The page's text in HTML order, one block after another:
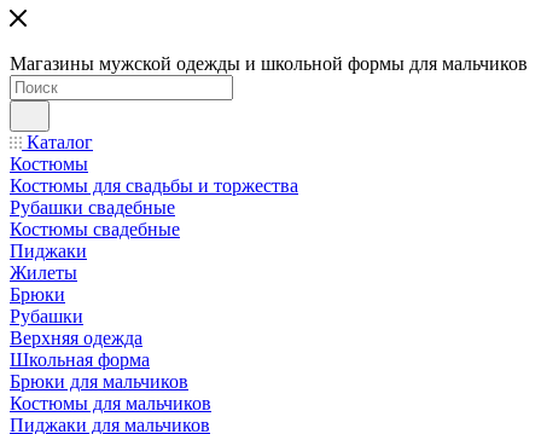
Магазины мужской одежды и школьной формы для мальчиков
Каталог
Костюмы
Костюмы для свадьбы и торжества
Рубашки свадебные
Костюмы свадебные
Пиджаки
Жилеты
Брюки
Рубашки
Верхняя одежда
Школьная форма
Брюки для мальчиков
Костюмы для мальчиков
Пиджаки для мальчиков